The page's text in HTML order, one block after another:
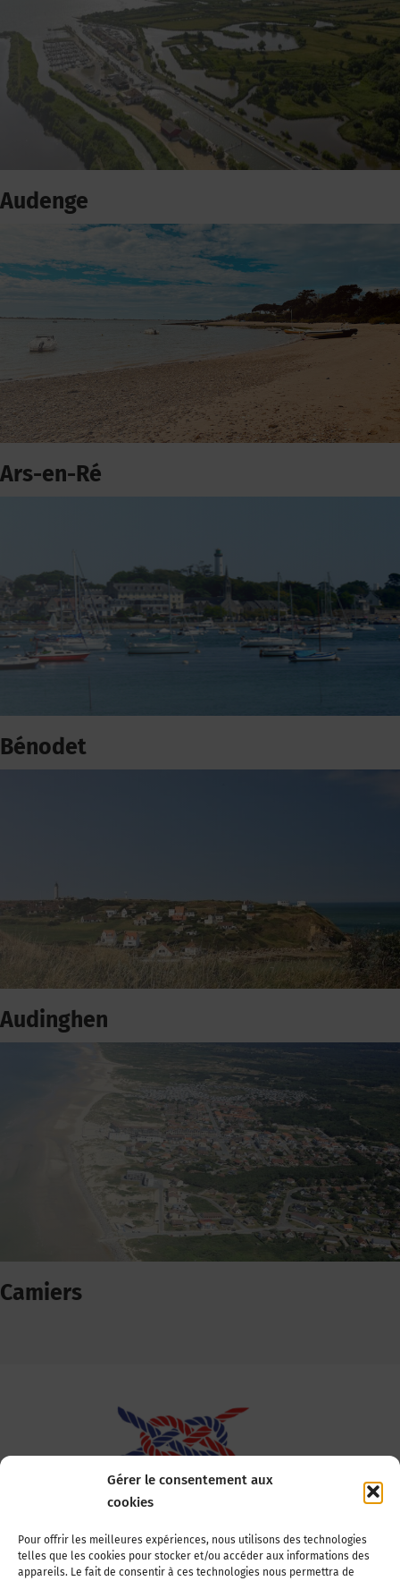
Gérer le consentement aux
cookies
Pour offrir les meilleures expériences, nous utilisons des technologies
telles que les cookies pour stocker et/ou accéder aux informations des
appareils. Le fait de consentir à ces technologies nous permettra de
Audenge
Ars-en-Ré
Bénodet
Audinghen
Camiers
Association Nationale des Elus des Littoraux
22, boulevard de la Tour-Maubourg